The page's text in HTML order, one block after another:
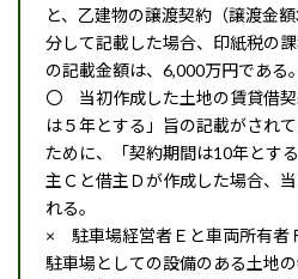
と、乙建物の譲渡契約（譲渡金
分して記載した場合、印紙税の
の記載金額は、6,000万円である。
〇 当初作成した土地の賃貸借
は５年とする」旨の記載がされ
ために、「契約期間は10年とす
主Ｃと借主Ｄが作成した場合、
れる。
× 駐車場経営者Ｅと車両所有者
駐車場としての設備のある土地